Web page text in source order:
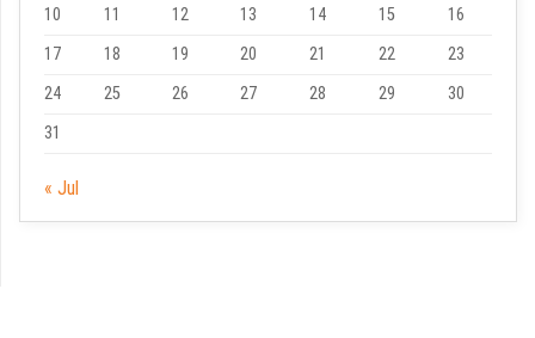
10
11 12 13 14 15
16
17
18 19 20 21 22
23
24
25 26 27 28 29
30
31
« Jul